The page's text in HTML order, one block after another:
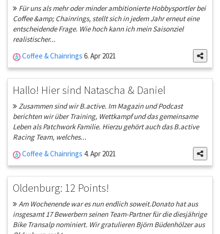
Für uns als mehr oder minder ambitionierte Hobbysportler bei
Coffee &amp; Chainrings, stellt sich in jedem Jahr erneut eine
entscheidende Frage. Wie hoch kann ich mein Saisonziel
realistischer...
Coffee & Chainrings 6. Apr 2021
Hallo! Hier sind Natascha & Daniel
Zusammen sind wir B.active. Im Magazin und Podcast
berichten wir über Training, Wettkampf und das gemeinsame
Leben als Patchwork Familie. Hierzu gehört auch das B.active
Racing Team, welches...
Coffee & Chainrings 4. Apr 2021
Oldenburg: 12 Points!
Am Wochenende war es nun endlich soweit.Donato hat aus
insgesamt 17 Bewerbern seinen Team-Partner für die diesjährige
Bike Transalp nominiert. Wir gratulieren Björn Büdenhölzer aus